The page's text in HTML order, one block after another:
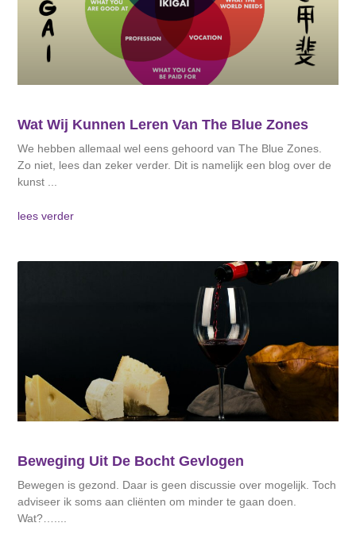
Wat Wij Kunnen Leren Van The Blue Zones
We hebben allemaal wel eens gehoord van The Blue Zones.
Zo niet, lees dan zeker verder. Dit is namelijk een blog over de
kunst
lees verder
Beweging Uit De Bocht Gevlogen
Bewegen is gezond. Daar is geen discussie over mogelijk. Toch
adviseer ik soms aan cliënten om minder te gaan doen.
Wat?….